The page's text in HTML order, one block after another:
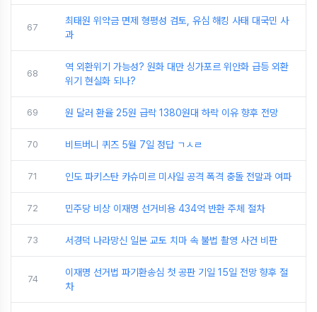
67
최태원 위약금 면제 형평성 검토, 유심 해킹 사태 대국민 사
과
68
역 외환위기 가능성? 원화 대만 싱가포르 위안화 급등 외환
위기 현실화 되나?
69 원 달러 환율 25원 급락 1380원대 하락 이유 향후 전망
70 비트버니 퀴즈 5월 7일 정답 ㄱㅅㄹ
71 인도 파키스탄 카슈미르 미사일 공격 폭격 충돌 전말과 여파
72 민주당 비상 이재명 선거비용 434억 반환 주체 절차
73 서경덕 나라망신 일본 교토 치마 속 불법 촬영 사건 비판
74
이재명 선거법 파기환송심 첫 공판 기일 15일 전망 향후 절
차